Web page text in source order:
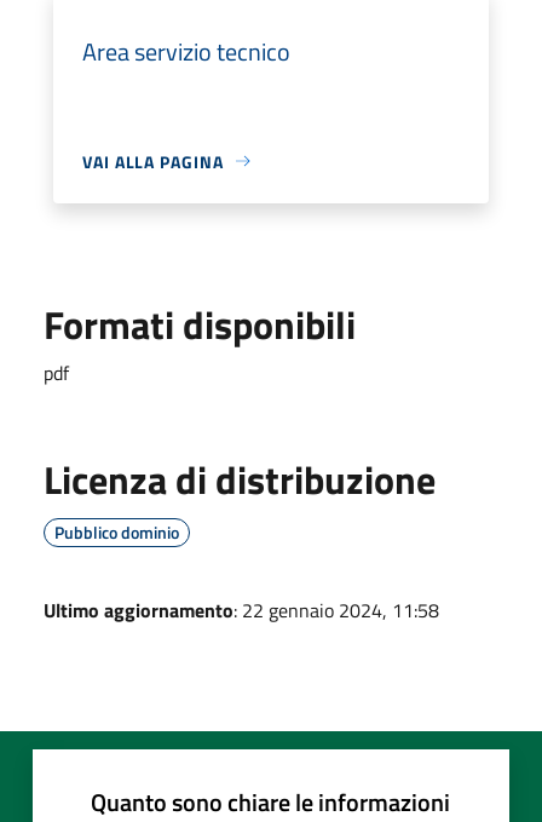
Area servizio tecnico
VAI ALLA PAGINA
Formati disponibili
pdf
Licenza di distribuzione
Pubblico dominio
Ultimo aggiornamento: 22 gennaio 2024, 11:58
Quanto sono chiare le informazioni